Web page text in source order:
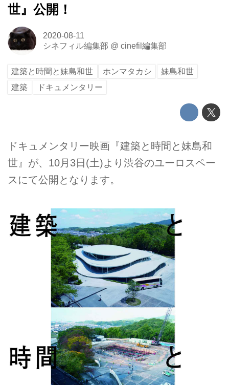
世』公開！
2020-08-11
シネフィル編集部 @ cinefil編集部
建築と時間と妹島和世 ホンマタカシ
妹島和世
建築
ドキュメンタリー
ドキュメンタリー映画『建築と時間と妹島和
世』が、10月3日(土)より渋谷のユーロスペー
スにて公開となります。